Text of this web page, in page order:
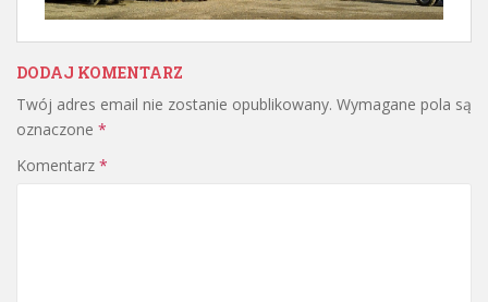
DODAJ KOMENTARZ
Twój adres email nie zostanie opublikowany. Wymagane pola są
oznaczone *
Komentarz *